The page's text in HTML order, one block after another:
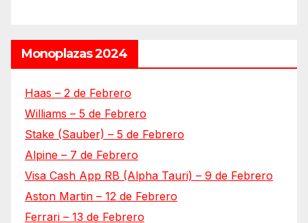
Monoplazas 2024
Haas – 2 de Febrero
Williams – 5 de Febrero
Stake (Sauber) – 5 de Febrero
Alpine – 7 de Febrero
Visa Cash App RB (Alpha Tauri) – 9 de Febrero
Aston Martin – 12 de Febrero
Ferrari – 13 de Febrero